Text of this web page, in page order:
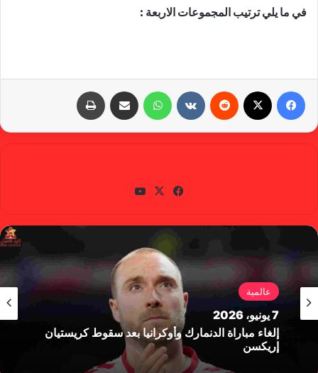
في ما يلي ترتيب المجموعات الاربعة :
واتساب
في
وك
X
عالمية
7 يونيو، 2026
إلغاء مباراة الدنمارك وأوكرانيا بعد سقوط كريستيان
إريكسن